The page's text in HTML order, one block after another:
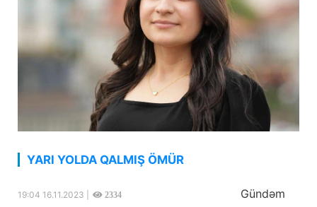
YARI YOLDA QALMIŞ ÖMÜR
19:04 16.11.2023 | 2334 Gündəm